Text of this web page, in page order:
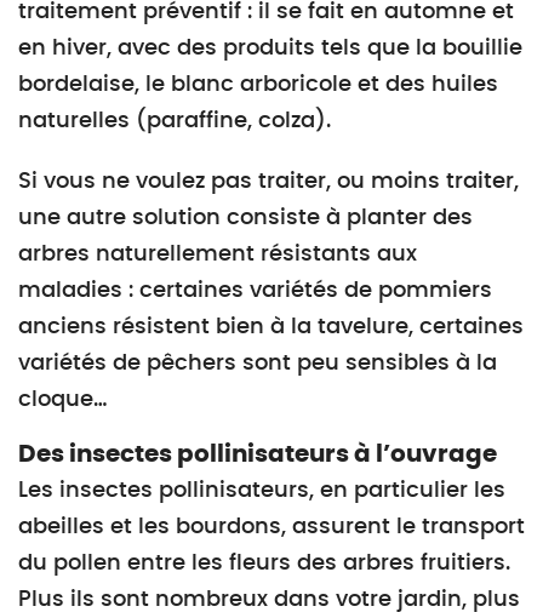
traitement préventif : il se fait en automne et
en hiver, avec des produits tels que la bouillie
bordelaise, le blanc arboricole et des huiles
naturelles (paraffine, colza).
Si vous ne voulez pas traiter, ou moins traiter,
une autre solution consiste à planter des
arbres naturellement résistants aux
maladies : certaines variétés de pommiers
anciens résistent bien à la tavelure, certaines
variétés de pêchers sont peu sensibles à la
cloque…
Des insectes pollinisateurs à l’ouvrage
Les insectes pollinisateurs, en particulier les
abeilles et les bourdons, assurent le transport
du pollen entre les fleurs des arbres fruitiers.
Plus ils sont nombreux dans votre jardin, plus